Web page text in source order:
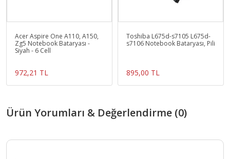
Acer Aspire One A110, A150,
Zg5 Notebook Bataryası -
Siyah - 6 Cell
972,21 TL
Toshiba L675d-s7105 L675d-
s7106 Notebook Bataryası, Pili
895,00 TL
Ürün Yorumları & Değerlendirme (0)